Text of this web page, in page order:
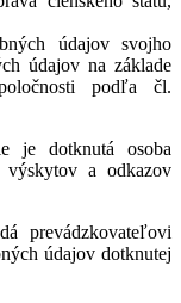
údajov svojho
údajov na základe
podľa čl.
je dotknutá osoba
výskytov a odkazov
prevádzkovateľovi
údajov dotknutej